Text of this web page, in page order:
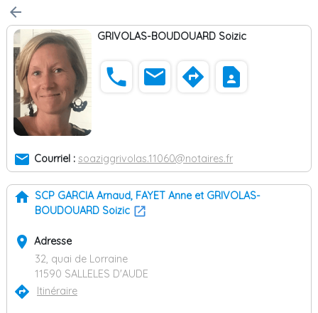
arrow_back
GRIVOLAS-BOUDOUARD Soizic
phone email directions contact_page
email Courriel : soaziggrivolas.11060@notaires.fr
home SCP GARCIA Arnaud, FAYET Anne et GRIVOLAS-
BOUDOUARD Soizic
place Adresse
32, quai de Lorraine
11590 SALLELES D'AUDE
directions Itinéraire